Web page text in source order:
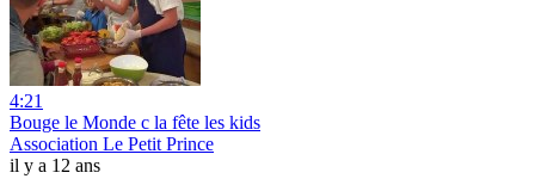
4:21
Bouge le Monde c la fête les kids
Association Le Petit Prince
il y a 12 ans